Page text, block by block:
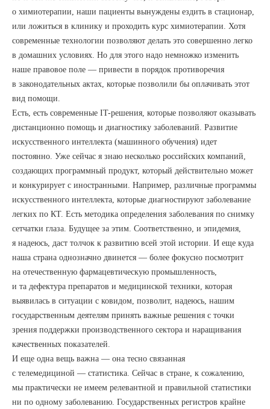
о химиотерапии, наши пациенты вынуждены ездить в стационар,
или ложиться в клинику и проходить курс химиотерапии. Хотя
современные технологии позволяют делать это совершенно легко
в домашних условиях. Но для этого надо немножко изменить
наше правовое поле — привести в порядок противоречия
в законодательных актах, которые позволили бы оплачивать этот
вид помощи.
Есть, есть современные IT-решения, которые позволяют оказывать
дистанционно помощь и диагностику заболеваний. Развитие
искусственного интеллекта (машинного обучения) идет
постоянно. Уже сейчас я знаю несколько российских компаний,
создающих программный продукт, который действительно может
и конкурирует с иностранными. Например, различные программы
искусственного интеллекта, которые диагностируют заболевание
легких по КТ. Есть методика определения заболевания по снимку
сетчатки глаза. Будущее за этим. Соответственно, и эпидемия,
я надеюсь, даст толчок к развитию всей этой истории. И еще куда
наша страна однозначно двинется — более фокусно посмотрит
на отечественную фармацевтическую промышленность,
и та дефектура препаратов и медицинской техники, которая
выявилась в ситуации с ковидом, позволит, надеюсь, нашим
государственным деятелям принять важные решения с точки
зрения поддержки производственного сектора и наращивания
качественных показателей.
И еще одна вещь важна — она тесно связанная
с телемедициной — статистика. Сейчас в стране, к сожалению,
мы практически не имеем релевантной и правильной статистики
ни по одному заболеванию. Государственных регистров крайне